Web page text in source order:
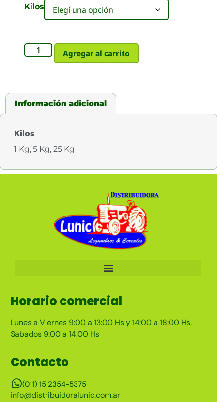
Kilos
Agregar al carrito
Información adicional
Kilos
1 Kg, 5 Kg, 25 Kg
Horario comercial
Lunes a Viernes 9:00 a 13:00 Hs y 14:00 a 18:00 Hs.
Sabados 9:00 a 14:00 Hs
Contacto
(011) 15 2354-5375
info@distribuidoralunic.com.ar